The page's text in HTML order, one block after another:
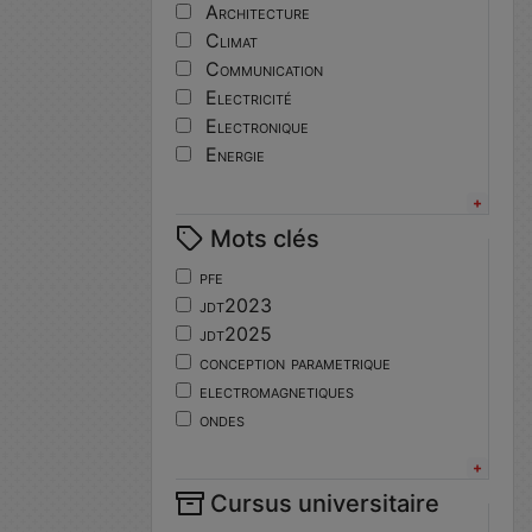
Architecture
Climat
Communication
Electricité
Electronique
Energie
Langues
Matériaux
Mécanique
Mécatronique
Numérique
Pédagogie
Physique
Système embarqué
Mots clés
pfe
jdt2023
jdt2025
conception parametrique
electromagnetiques
ondes
jdt2024
Cursus universitaire